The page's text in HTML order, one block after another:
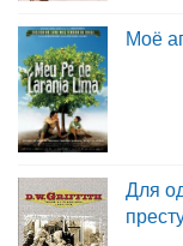
Моё
Для